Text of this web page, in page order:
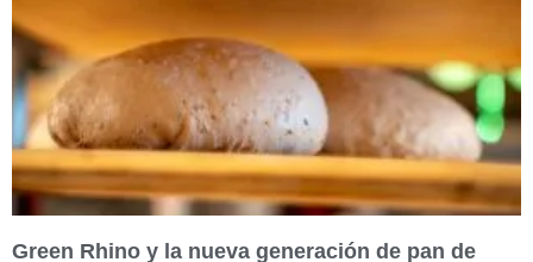
Green Rhino y la nueva generación de pan de